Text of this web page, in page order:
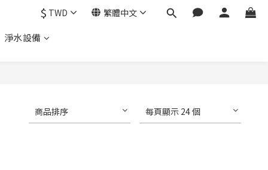
$ TWD 繁體中文
淨水設備
商品排序 每頁顯示 24 個